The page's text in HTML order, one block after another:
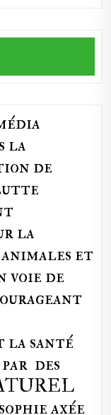
la
de
la
animales et
voie de
la santé
des
axée